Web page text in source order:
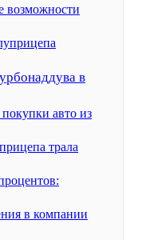
возможности
в
авто из
трала
в компании